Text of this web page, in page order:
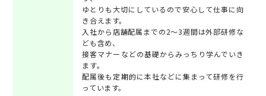
ゆとりも大切にしているので安心して仕事に向
き合えます。
入社から店舗配属までの2～3週間は外部研修な
ども含め、
接客マナーなどの基礎からみっちり学んでいき
ます。
配属後も定期的に本社などに集まって研修を行
っています。